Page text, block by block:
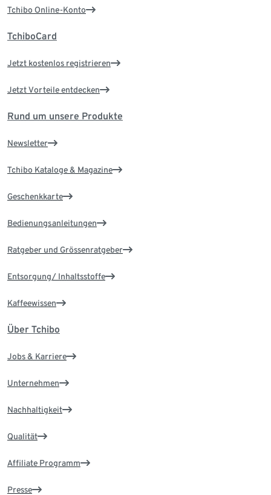
Tchibo Online-Konto
TchiboCard
Jetzt kostenlos registrieren
Jetzt Vorteile entdecken
Rund um unsere Produkte
Newsletter
Tchibo Kataloge & Magazine
Geschenkkarte
Bedienungsanleitungen
Ratgeber und Grössenratgeber
Entsorgung/ Inhaltsstoffe
Kaffeewissen
Über Tchibo
Jobs & Karriere
Unternehmen
Nachhaltigkeit
Qualität
Affiliate Programm
Presse